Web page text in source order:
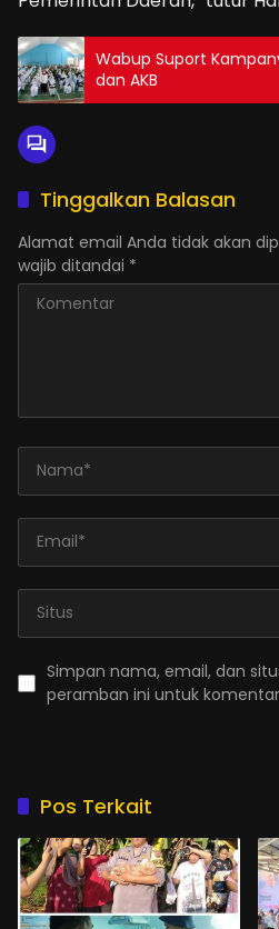
Wabup Suport
dan AKB
Tinggalkan Balasan
Alamat email Anda tidak akan
wajib ditandai *
Simpan nama, email, dan
peramban ini untuk
Pos Terkait